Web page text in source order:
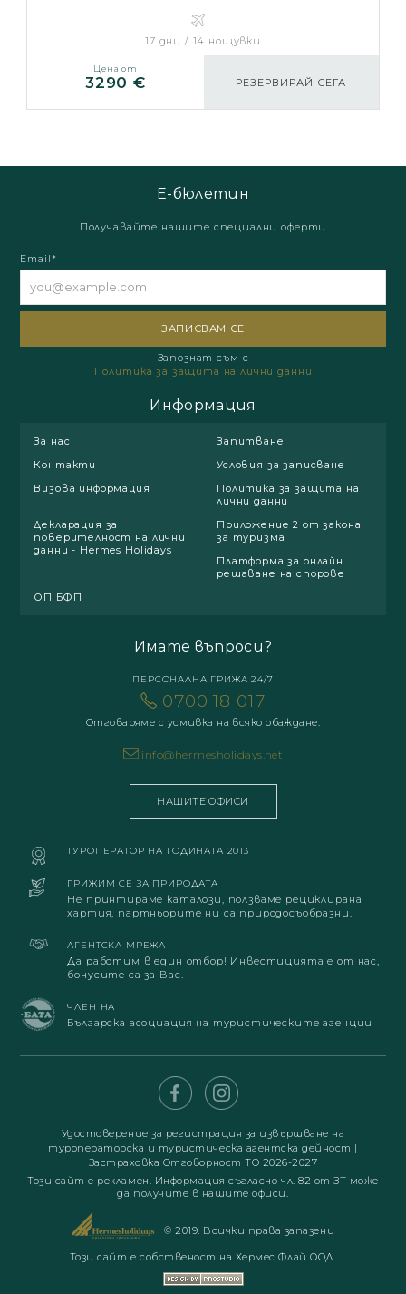
17 дни / 14 нощувки
Цена от
3290 € РЕЗЕРВИРАЙ СЕГА
Е-бюлетин
Получавайте нашите специални оферти
Email*
Запознат съм с
Политика за защита на лични данни
Информация
За нас
Запитване
Контакти
Условия за записване
Визова информация
Политика за защита на
лични данни
Декларация за
поверителност на лични
данни - Hermes Holidays
Приложение 2 от закона
за туризма
Платформа за онлайн
решаване на спорове
ОП БФП
Имате въпроси?
ПЕРСОНАЛНА ГРИЖА 24/7
0700 18 017
Отговаряме с усмивка на всяко обаждане.
info@hermesholidays.net
НАШИТЕ ОФИСИ
ТУРОПЕРАТОР НА ГОДИНАТА 2013
ГРИЖИМ СЕ ЗА ПРИРОДАТА
Не принтираме каталози, ползваме рециклирана
хартия, партньорите ни са природосъобразни.
АГЕНТСКА МРЕЖА
Да работим в един отбор! Инвестицията е от нас,
бонусите са за Вас.
ЧЛЕН НА
Българска асоциация на туристическите агенции
Удостоверение за регистрация за извършване на
туроператорска и туристическа агентска дейност |
Застраховка Отговорност ТО 2026-2027
Този сайт е рекламен. Информация съгласно чл. 82 от ЗТ може
да получите в нашите офиси.
© 2019. Всички права запазени
Този сайт е собственост на Хермес Флай ООД.